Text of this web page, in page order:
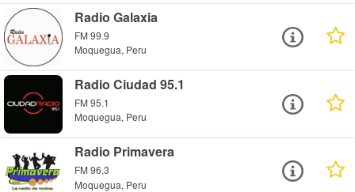
Radio Galaxia
FM 99.9
Moquegua, Peru
Radio Ciudad 95.1
FM 95.1
Moquegua, Peru
Radio Primavera
FM 96.3
Moquegua, Peru